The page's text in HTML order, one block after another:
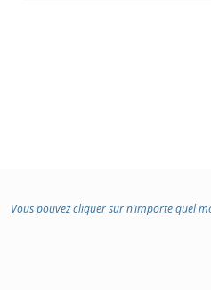
Vous pouvez cliquer sur n’importe quel